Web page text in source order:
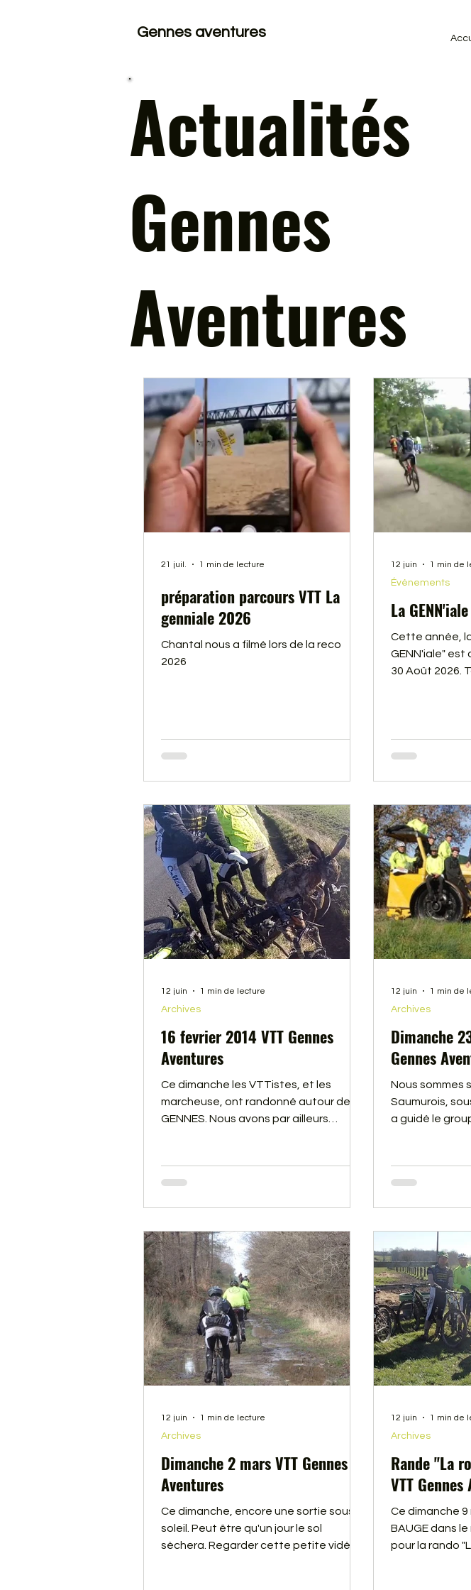
Gennes aventures
Actualités
Gennes
Aventures
préparation parcours VTT La
genniale 2026
Chantal nous a filmé lors de la reco
2026
21 juil. 1 min de lecture
La
Cette année,
GENN'iale" est
30 Août 2026.
la 17e édition,
l'association
par les forêts
Événements
12 juin 1 min de
16 fevrier 2014 VTT Gennes
Aventures
Ce dimanche les VTTistes, et les
marcheuse, ont randonné autour de
GENNES. Nous avons par ailleurs
Archives
12 juin 1 min de lecture
Dimanche
Gennes
Nous sommes
Saumurois,
a guidé le
Archives
12 juin 1 min de
Dimanche 2 mars VTT Gennes
Aventures
Ce dimanche, encore une sortie sous le
soleil. Peut être qu'un jour le sol
sèchera. Regarder cette petite vidéo,
Archives
12 juin 1 min de lecture
Rande "La
VTT
Ce dimanche
BAUGE dans le
pour la rando
Archives
12 juin 1 min de